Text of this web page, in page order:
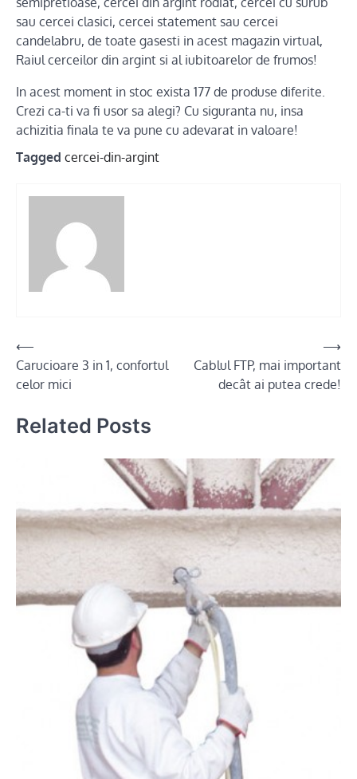
sau cercei clasici, cercei statement sau cercei
candelabru, de toate gasesti in acest magazin virtual,
Raiul cerceilor din argint si al iubitoarelor de frumos!
In acest moment in stoc exista 177 de produse diferite.
Crezi ca-ti va fi usor sa alegi? Cu siguranta nu, insa
achizitia finala te va pune cu adevarat in valoare!
Tagged cercei-din-argint
Post
navigation
⟵
Carucioare 3 in 1, confortul
celor mici
Cablul FTP, mai important
decât ai putea crede!
⟶
Related Posts